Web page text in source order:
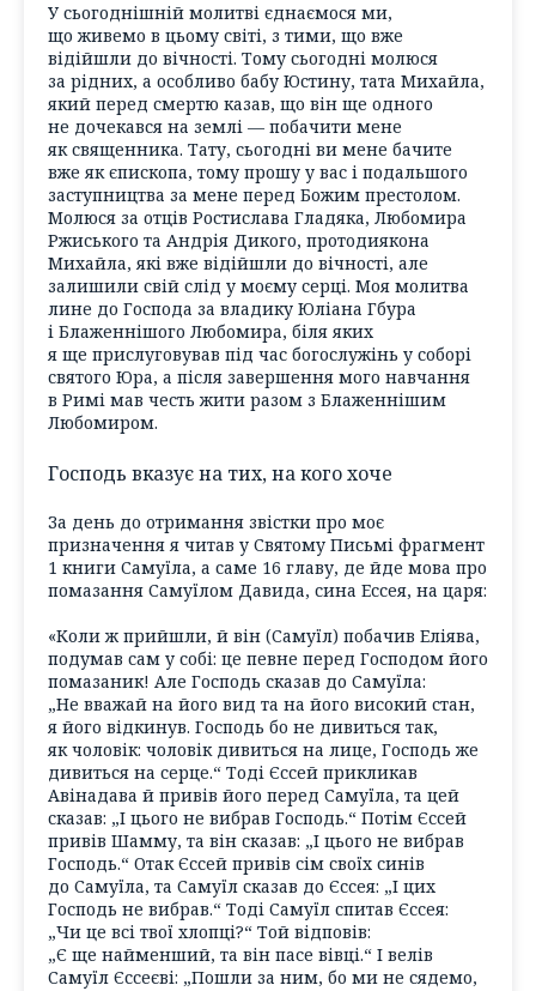
У сьогоднішній молитві єднаємося ми,
що живемо в цьому світі, з тими, що вже
відійшли до вічності. Тому сьогодні молюся
за рідних, а особливо бабу Юстину, тата Михайла,
який перед смертю казав, що він ще одного
не дочекався на землі — побачити мене
як священника. Тату, сьогодні ви мене бачите
вже як єпископа, тому прошу у вас і подальшого
заступництва за мене перед Божим престолом.
Молюся за отців Ростислава Гладяка, Любомира
Ржиського та Андрія Дикого, протодиякона
Михайла, які вже відійшли до вічності, але
залишили свій слід у моєму серці. Моя молитва
лине до Господа за владику Юліана Гбура
і Блаженнішого Любомира, біля яких
я ще прислуговував під час богослужінь у соборі
святого Юра, а після завершення мого навчання
в Римі мав честь жити разом з Блаженнішим
Любомиром.
Господь вказує на тих, на кого хоче
За день до отримання звістки про моє
призначення я читав у Святому Письмі фрагмент
1 книги Самуїла, а саме 16 главу, де йде мова про
помазання Самуїлом Давида, сина Ессея, на царя:
«Коли ж прийшли, й він (Самуїл) побачив Еліява,
подумав сам у собі: це певне перед Господом його
помазаник! Але Господь сказав до Самуїла:
„Не вважай на його вид та на його високий стан,
я його відкинув. Господь бо не дивиться так,
як чоловік: чоловік дивиться на лице, Господь же
дивиться на серце.“ Тоді Єссей прикликав
Авінадава й привів його перед Самуїла, та цей
сказав: „І цього не вибрав Господь.“ Потім Єссей
привів Шамму, та він сказав: „І цього не вибрав
Господь.“ Отак Єссей привів сім своїх синів
до Самуїла, та Самуїл сказав до Єссея: „І цих
Господь не вибрав.“ Тоді Самуїл спитав Єссея:
„Чи це всі твої хлопці?“ Той відповів:
„Є ще найменший, та він пасе вівці.“ І велів
Самуїл Єссеєві: „Пошли за ним, бо ми не сядемо,